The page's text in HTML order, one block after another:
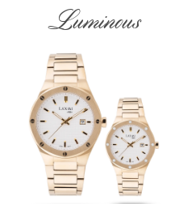
Luminous